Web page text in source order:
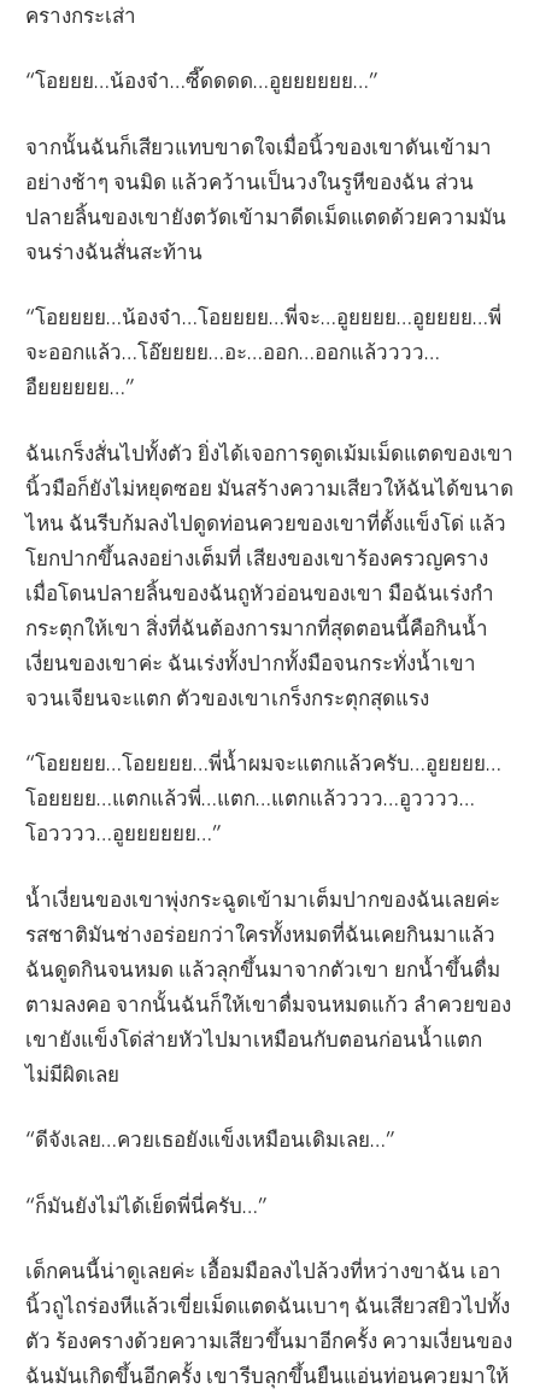
ครางกระเส่า
“โอยยย…น้องจ๋า…ซี๊ดดดด…อูยยยยยย…”
จากนั้นฉันก็เสียวแทบขาดใจเมื่อนิ้วของเขาดันเข้ามา
อย่างช้าๆ จนมิด แล้วคว้านเป็นวงในรูหีของฉัน ส่วน
ปลายลิ้นของเขายังตวัดเข้ามาดีดเม็ดแตดด้วยความมัน
จนร่างฉันสั่นสะท้าน
“โอยยยย…น้องจ๋า…โอยยยย…พี่จะ…อูยยยย…อูยยยย…พี่
จะออกแล้ว…โอ๊ยยยย…อะ…ออก…ออกแล้วววว…
อืยยยยยย…”
ฉันเกร็งสั่นไปทั้งตัว ยิ่งได้เจอการดูดเม้มเม็ดแตดของเขา
นิ้วมือก็ยังไม่หยุดซอย มันสร้างความเสียวให้ฉันได้ขนาด
ไหน ฉันรีบก้มลงไปดูดท่อนควยของเขาที่ตั้งแข็งโด่ แล้ว
โยกปากขึ้นลงอย่างเต็มที่ เสียงของเขาร้องครวญคราง
เมื่อโดนปลายลิ้นของฉันถูหัวอ่อนของเขา มือฉันเร่งกำ
กระตุกให้เขา สิ่งที่ฉันต้องการมากที่สุดตอนนี้คือกินน้ำ
เงี่ยนของเขาค่ะ ฉันเร่งทั้งปากทั้งมือจนกระทั่งน้ำเขา
จวนเจียนจะแตก ตัวของเขาเกร็งกระตุกสุดแรง
“โอยยยย…โอยยยย…พี่น้ำผมจะแตกแล้วครับ…อูยยยย…
โอยยยย…แตกแล้วพี่…แตก…แตกแล้วววว…อูวววว…
โอวววว…อูยยยยยย…”
น้ำเงี่ยนของเขาพุ่งกระฉูดเข้ามาเต็มปากของฉันเลยค่ะ
รสชาติมันช่างอร่อยกว่าใครทั้งหมดที่ฉันเคยกินมาแล้ว
ฉันดูดกินจนหมด แล้วลุกขึ้นมาจากตัวเขา ยกน้ำขึ้นดื่ม
ตามลงคอ จากนั้นฉันก็ให้เขาดื่มจนหมดแก้ว ลำควยของ
เขายังแข็งโด่ส่ายหัวไปมาเหมือนกับตอนก่อนน้ำแตก
ไม่มีผิดเลย
“ดีจังเลย…ควยเธอยังแข็งเหมือนเดิมเลย…”
“ก็มันยังไม่ได้เย็ดพี่นี่ครับ…”
เด็กคนนี้น่าดูเลยค่ะ เอื้อมมือลงไปล้วงที่หว่างขาฉัน เอา
นิ้วถูไถร่องหีแล้วเขี่ยเม็ดแตดฉันเบาๆ ฉันเสียวสยิวไปทั้ง
ตัว ร้องครางด้วยความเสียวขึ้นมาอีกครั้ง ความเงี่ยนของ
ฉันมันเกิดขึ้นอีกครั้ง เขารีบลุกขึ้นยืนแอ่นท่อนควยมาให้